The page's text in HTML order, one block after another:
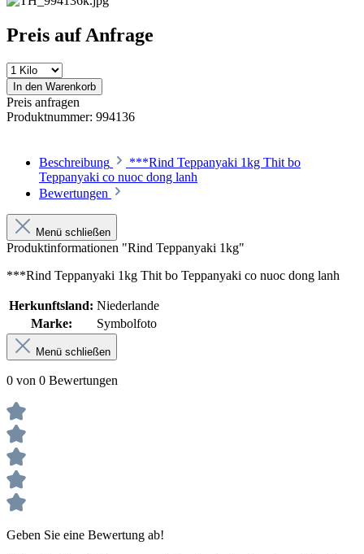
Preis auf Anfrage
In den Warenkorb
Preis anfragen
Produktnummer: 994136
Beschreibung
***Rind Teppanyaki 1kg Thit bo
Teppanyaki co nuoc dong lanh
Bewertungen
Menü schließen
Produktinformationen "Rind Teppanyaki 1kg"
***Rind Teppanyaki 1kg Thit bo Teppanyaki co nuoc dong lanh
Herkunftsland: Niederlande
Marke:
Symbolfoto
Menü schließen
0 von 0 Bewertungen
Geben Sie eine Bewertung ab!